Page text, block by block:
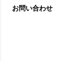
お問い合わせ